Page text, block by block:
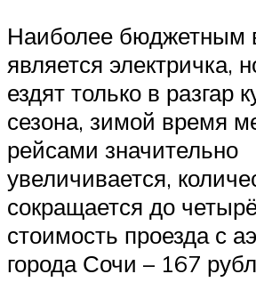
Наиболее бюджетным
является электричка,
ездят только в разгар
сезона, зимой время
рейсами значительно
увеличивается,
сокращается до
стоимость проезда с
города Сочи – 167